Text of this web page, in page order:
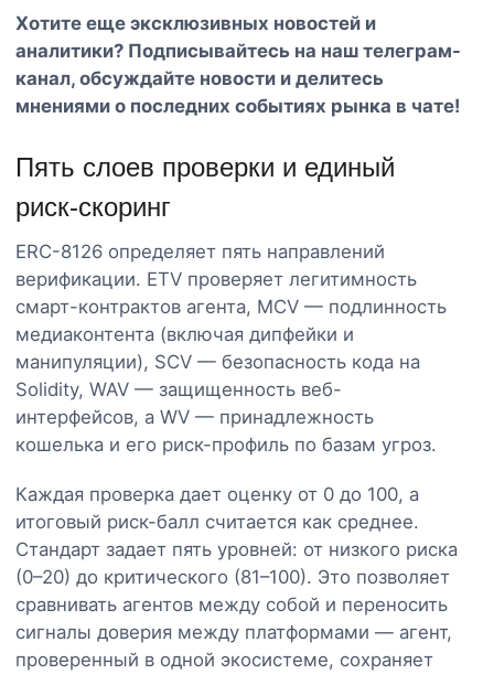
Хотите еще эксклюзивных новостей и
аналитики? Подписывайтесь на наш телеграм-
канал, обсуждайте новости и делитесь
мнениями о последних событиях рынка в чате!
Пять слоев проверки и единый
риск-скоринг
ERC-8126 определяет пять направлений
верификации. ETV проверяет легитимность
смарт-контрактов агента, MCV — подлинность
медиаконтента (включая дипфейки и
манипуляции), SCV — безопасность кода на
Solidity, WAV — защищенность веб-
интерфейсов, а WV — принадлежность
кошелька и его риск-профиль по базам угроз.
Каждая проверка дает оценку от 0 до 100, а
итоговый риск-балл считается как среднее.
Стандарт задает пять уровней: от низкого риска
(0–20) до критического (81–100). Это позволяет
сравнивать агентов между собой и переносить
сигналы доверия между платформами — агент,
проверенный в одной экосистеме, сохраняет